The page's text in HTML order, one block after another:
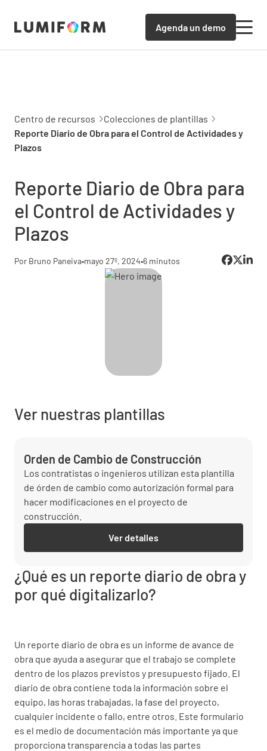
Agenda un demo
Centro de recursos
Colecciones de plantillas
Reporte Diario de Obra para el Control de Actividades y
Plazos
Reporte Diario de Obra para
el Control de Actividades y
Plazos
Por Bruno Paneiva•mayo 27º, 2024•6 minutos
Ver nuestras plantillas
Orden de Cambio de Construcción
Los contratistas o ingenieros utilizan esta plantilla
de órden de cambio como autorización formal para
hacer modificaciones en el proyecto de
construcción.
Ver detalles
¿Qué es un reporte diario de obra y
por qué digitalizarlo?
Un reporte diario de obra es un informe de avance de
obra que ayuda a asegurar que el trabajo se complete
dentro de los plazos previstos y presupuesto fijado. El
diario de obra contiene toda la información sobre el
equipo, las horas trabajadas, la fase del proyecto,
cualquier incidente o fallo, entre otros. Este formulario
es el medio de documentación más importante ya que
proporciona transparencia a todas las partes